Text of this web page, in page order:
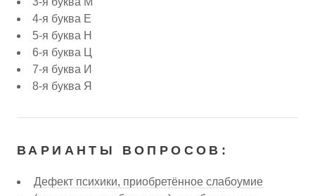
4-я буква Е
5-я буква Н
6-я буква Ц
7-я буква И
8-я буква Я
ВАРИАНТЫ ВОПРОСОВ:
Дефект психики, приобретённое слабоумие